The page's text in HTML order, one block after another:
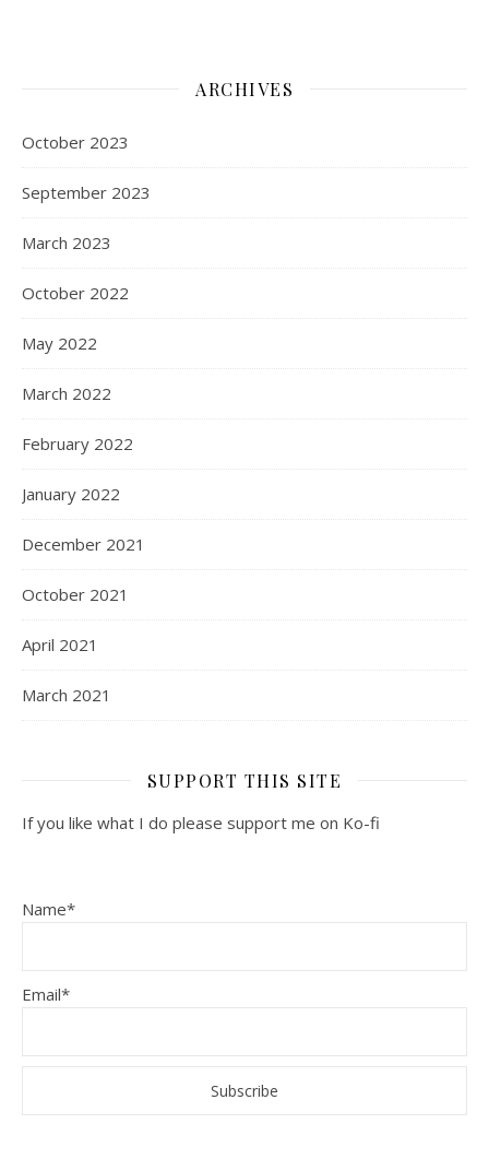
ARCHIVES
October 2023
September 2023
March 2023
October 2022
May 2022
March 2022
February 2022
January 2022
December 2021
October 2021
April 2021
March 2021
SUPPORT THIS SITE
If you like what I do please support me on Ko-fi
Name*
Email*